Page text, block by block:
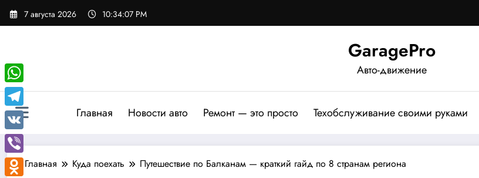
Перейти
7 августа 2026 10:34:08 PM
GaragePro
Авто-движение
Главная Новости авто Ремонт — это просто Техобслуживание своими руками
Главная Куда поехать Путешествие по Балканам — краткий гайд по 8 странам региона
WhatsApp
Telegram
VK
Viber